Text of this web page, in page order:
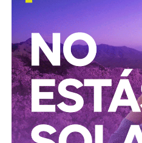
A mis colegas de los medios:
empecemos desde ya a
todavía no saben si va a
periodismo útil, no crítica en
Conductores:respeten al
móvil mientras cruzan las
semáforo.Ciclistas:
hay solo
correctamente.